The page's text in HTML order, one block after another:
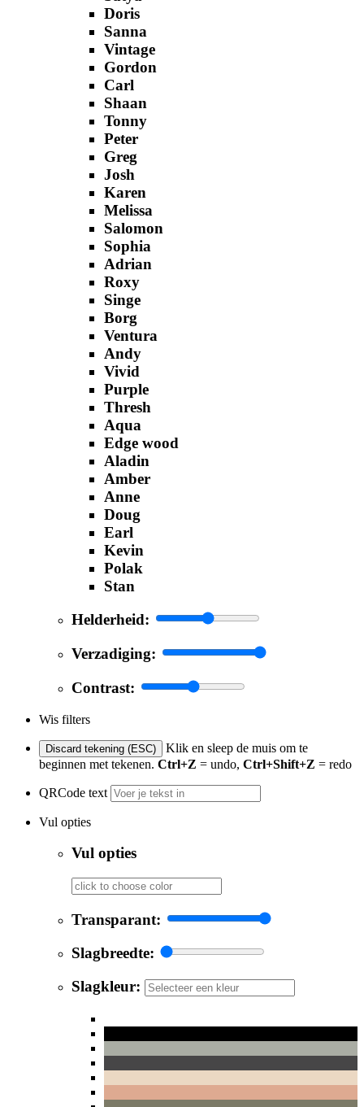
Doris
Sanna
Vintage
Gordon
Carl
Shaan
Tonny
Peter
Greg
Josh
Karen
Melissa
Salomon
Sophia
Adrian
Roxy
Singe
Borg
Ventura
Andy
Vivid
Purple
Thresh
Aqua
Edge wood
Aladin
Amber
Anne
Doug
Earl
Kevin
Polak
Stan
Helderheid:
Verzadiging:
Contrast:
Wis filters
Discard tekening (ESC)
Klik en sleep de muis om te
beginnen met tekenen. Ctrl+Z = undo, Ctrl+Shift+Z = redo
QRCode text
Vul opties
Vul opties
Transparant:
Slagbreedte:
Slagkleur: